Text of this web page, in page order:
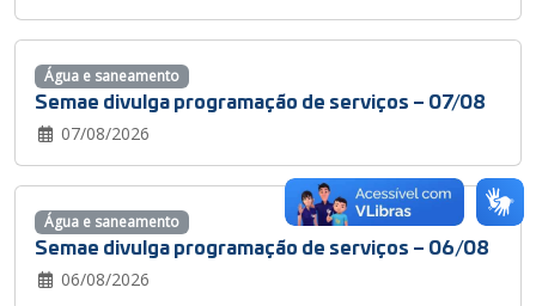
Semae divulga programação de serviços – 07/08
07/08/2026
Água e saneamento
Semae divulga programação de serviços – 06/08
06/08/2026
Água e saneamento